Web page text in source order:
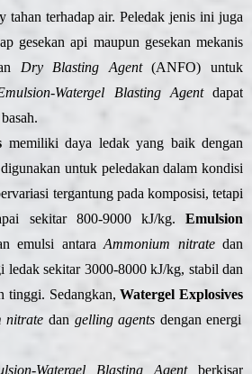
tahan terhadap air. Peledak jenis ini juga
gesekan api maupun gesekan mekanis
Dry Blasting Agent(ANFO) untuk
Watergel Blasting Agentdapat
memiliki daya ledak yang baik dengan
untuk peledakan dalam kondisi
tergantung pada komposisi, tetapi
sekitar 800-9000 kJ/kg. Emulsion
emulsi antara Ammonium nitratedan
ledak sekitar 3000-8000 kJ/kg, stabil dan
tinggi. Sedangkan,Watergel Explosives
nitrate dan gelling agents dengan energi
Watergel Blasting Agentberkisar